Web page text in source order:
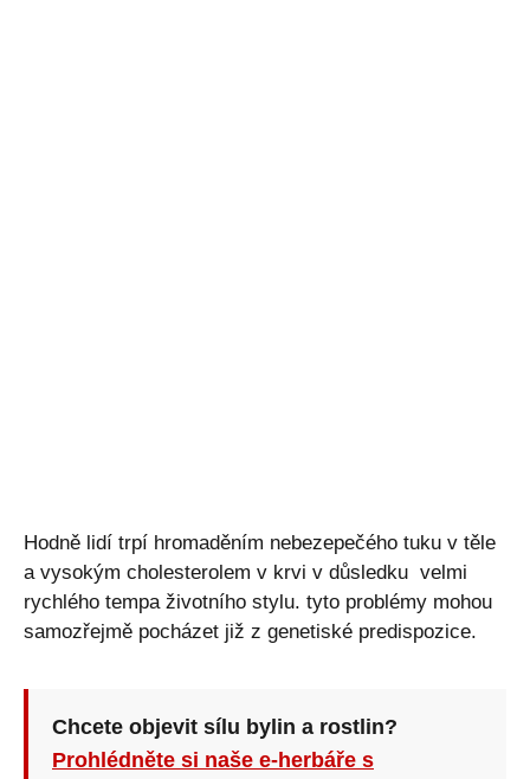
Hodně lidí trpí hromaděním nebezepečého tuku v těle
a vysokým cholesterolem v krvi v důsledku velmi
rychlého tempa životního stylu. tyto problémy mohou
samozřejmě pocházet již z genetiské predispozice.
Chcete objevit sílu bylin a rostlin?
Prohlédněte si naše e-herbáře s